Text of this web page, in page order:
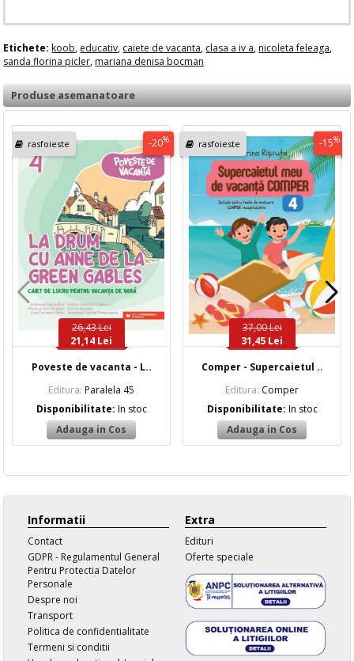
Etichete: koob, educativ, caiete de vacanta, clasa a iv a, nicoleta feleaga,
sanda florina picler, mariana denisa bocman
Produse asemanatoare
rasfoieste -20%
26,43 Lei
21,14 Lei
Poveste de vacanta - L..
Editura: Paralela 45
Disponibilitate: In stoc
rasfoieste -15%
37,00 Lei
31,45 Lei
Comper - Supercaietul ..
Editura: Comper
Disponibilitate: In stoc
Informatii
Contact
GDPR - Regulamentul General
Pentru Protectia Datelor
Personale
Despre noi
Transport
Politica de confidentialitate
Termeni si conditii
Extra
Edituri
Oferte speciale